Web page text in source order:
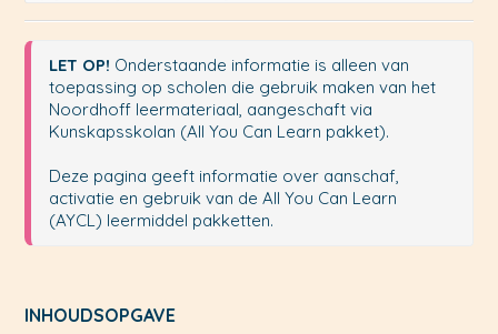
LET OP! Onderstaande informatie is alleen van
toepassing op scholen die gebruik maken van het
Noordhoff leermateriaal, aangeschaft via
Kunskapsskolan (All You Can Learn pakket).
Deze pagina geeft informatie over aanschaf,
activatie en gebruik van de All You Can Learn
(AYCL) leermiddel pakketten.
INHOUDSOPGAVE